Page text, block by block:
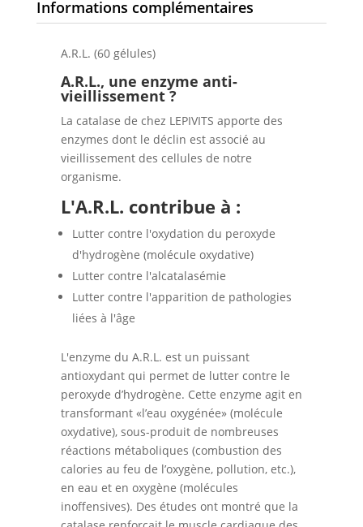
Informations complémentaires
A.R.L. (60 gélules)
A.R.L., une enzyme anti-
vieillissement ?
La catalase de chez LEPIVITS apporte des
enzymes dont le déclin est associé au
vieillissement des cellules de notre
organisme.
L'A.R.L. contribue à :
Lutter contre l'oxydation du peroxyde
d'hydrogène (molécule oxydative)
Lutter contre l'alcatalasémie
Lutter contre l'apparition de pathologies
liées à l'âge
L'enzyme du A.R.L. est un puissant
antioxydant qui permet de lutter contre le
peroxyde d’hydrogène. Cette enzyme agit en
transformant «l’eau oxygénée» (molécule
oxydative), sous-produit de nombreuses
réactions métaboliques (combustion des
calories au feu de l’oxygène, pollution, etc.),
en eau et en oxygène (molécules
inoffensives). Des études ont montré que la